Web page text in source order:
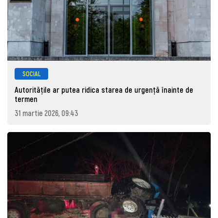
SOCIAL
Autoritățile ar putea ridica starea de urgență înainte de
termen
31 martie 2026, 09:43